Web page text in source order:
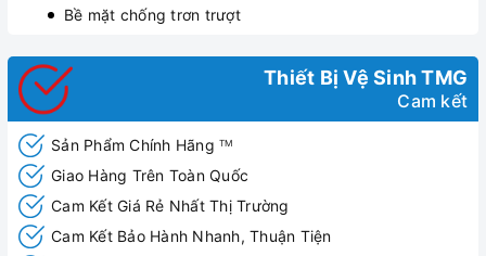
Bề mặt chống trơn trượt
Thiết Bị Vệ Sinh TMG
Cam kết
Sản Phẩm Chính Hãng TM
Giao Hàng Trên Toàn Quốc
Cam Kết Giá Rẻ Nhất Thị Trường
Cam Kết Bảo Hành Nhanh, Thuận Tiện